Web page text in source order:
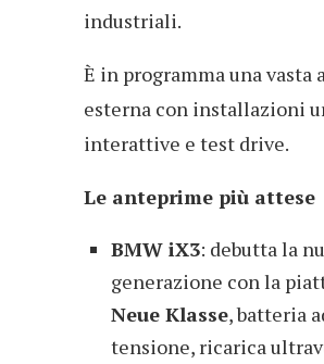
industriali.
È in programma una vasta
esterna con installazioni
interattive e test drive.
Le anteprime più attese
BMW iX3: debutta la
generazione con la
Neue Klasse, batteria
tensione, ricarica